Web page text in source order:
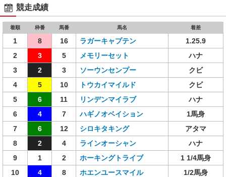
競走成績
着順 枠番 馬番 馬名 着差
1 8 16 ラガーキャプテン
1.25.9
2
3 5 メモリーセット
ハナ
3
2 3 ソーウンセンプー
クビ
4
5 10 トウカイマイルド
クビ
5
6 11 リンデンマイラブ
ハナ
6
4 7 ハギノオベイション
1馬身
7
6 12 シロキタキング
アタマ
8
2 4 ラインオーシャン
ハナ
9
1 2 ホーキングトライブ
1 1/4馬身
10
4 8 ホエンユースマイル
1/2馬身